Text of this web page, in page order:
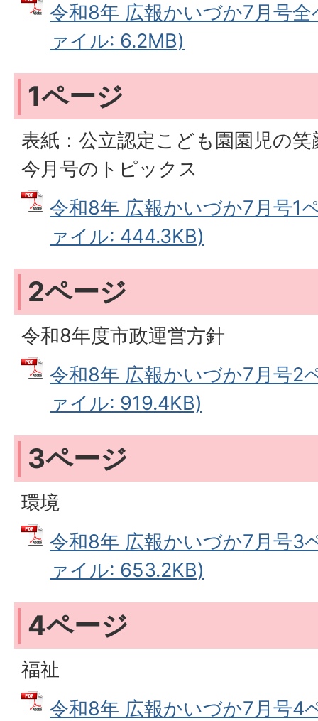
令和8年 広報かいづか7月号
ァイル: 6.2MB)
1ページ
表紙：公立認定こども園園児の笑
今月号のトピックス
令和8年 広報かいづか7月号1
ァイル: 444.3KB)
2ページ
令和8年度市政運営方針
令和8年 広報かいづか7月号2
ァイル: 919.4KB)
3ページ
環境
令和8年 広報かいづか7月号3
ァイル: 653.2KB)
4ページ
福祉
令和8年 広報かいづか7月号4